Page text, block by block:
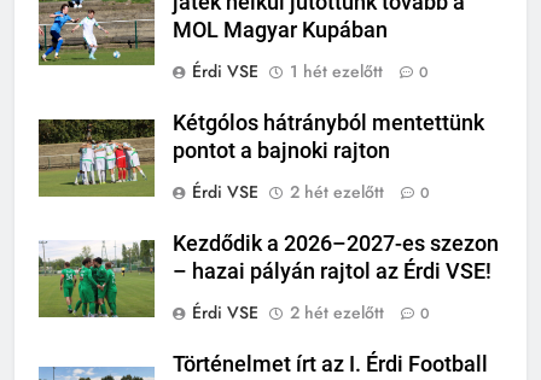
MOL Magyar Kupában
Érdi VSE
1 hét ezelőtt 0
Kétgólos hátrányból mentettünk
pontot a bajnoki rajton
Érdi VSE
2 hét ezelőtt 0
Kezdődik a 2026–2027-es szezon
– hazai pályán rajtol az Érdi VSE!
Érdi VSE
2 hét ezelőtt 0
Történelmet írt az I. Érdi Football